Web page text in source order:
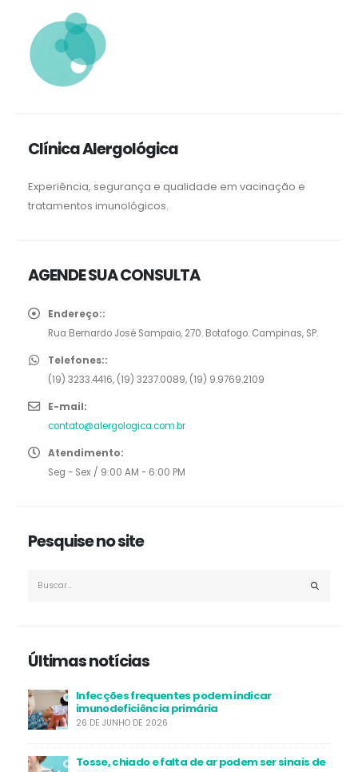
Experiência, segurança e qualidade em vacinação e
Endereço::
Telefones::
E-mail:
Atendimento:
Infecções frequentes podem indicar
imunodeficiência primária
26 DE JUNHO DE 2026